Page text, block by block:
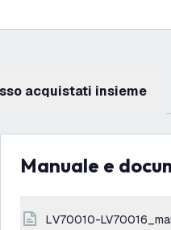
acquistati insieme
Manuale e
LV70010-